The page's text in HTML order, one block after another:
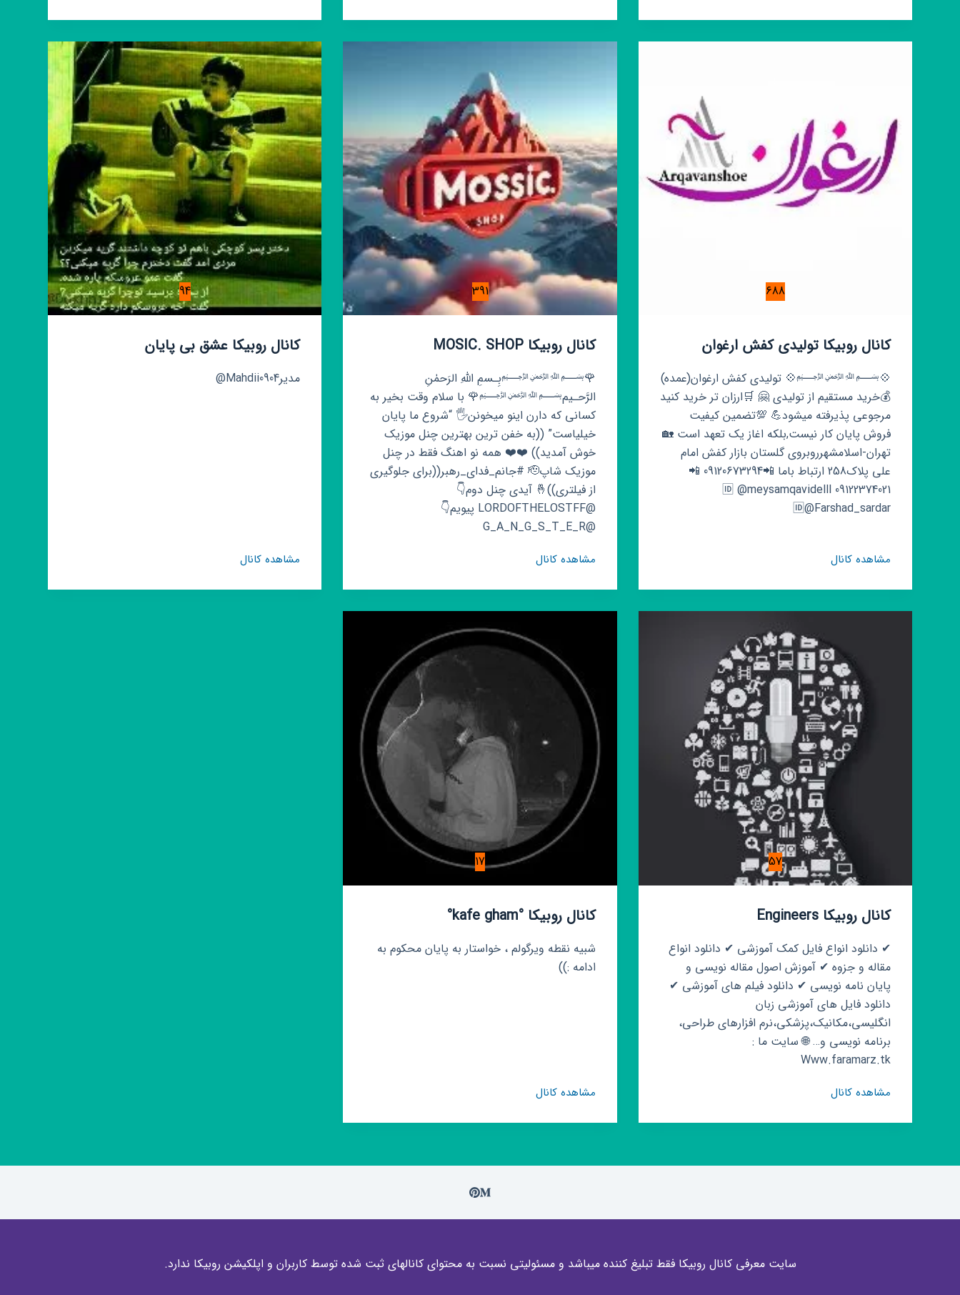
اوتاکو
|
|
anime
خـــــانم
رخــشــــــانــی
『کلیپ
لوتی』
🔥
👽
لوتی
لوتی
لوتی
688
کانال روبیکا تولیدی کفش ارغوان
💠﷽💠 تولیدی کفش ارغوان(عمده)
💰خرید مستقیم از تولیدی 🤗 🛒ارزان تر خرید کنید
مرجوعی پذیرفته میشود💪 💯تضمین کیفیت
فروش پایان کار نیست,بلکه اغاز یک تعهد است 🏡
تهران-اسلامشهرروبروی گلستان بازار کفش امام
علی پلاک258 ارتباط باما 📲09120673294 📲
09122374021 🆔️ @meysamqavidelll
🆔@Farshad_sardar
مشاهده کانالکانال
تولیدی
کفش
391
کانال روبیکا MOSIC. SHOP
🌹﷽بِـسمِ اللّٰهِ الرَحمٰنِ
الرَّحـیم﷽🌹 ‌با سلام وقت بخیر به
کسانی که دارن اینو میخونن🖐 “شروع ما پایان
خیلیاست” ((به خفن ترین بهترین چنل موزیک
خوش آمدید)) ❤️❤️ همه نو اهنگ فقط در چنل
موزیک شاپ🫡 #جانم_فدای_رهبر((برای جلوگیری
از فیلتری))🤞 آیدی چنل دوم👇
@LORDOFTHELOSTFF پیویم👇
@G_A_N_G_S_T_E_R
مشاهده کانالکانال
MOSIC.
SHOP
94
کانال روبیکا عشق بی پایان
مدیرMahdii0904@
مشاهده کانالکانال
عشق
57
کانال روبیکا Engineers
✔ دانلود انواع فایل کمک آموزشی ✔ دانلود انواع
مقاله و جزوه ✔ آموزش اصول مقاله نویسی و
پایان نامه نویسی ✔ دانلود فیلم های آموزشی ✔
دانلود فایل های آموزشی زبان
انگلیسی،مکانیک،پزشکی،نرم افزارهای طراحی،
برنامه نویسی و… 🌐 سایت ما :
Www.faramarz.tk
مشاهده کانالکانال
Engineers
17
کانال روبیکا °kafe gham°
شبیه نقطه ویرگولم ، خواستار به پایان محکوم به
ادامه :))
مشاهده کانالکانال
°kafe
سایت معرفی کانال روبیکا فقط تبلیغ کننده میباشد و مسئولیتی نسبت به محتوای کانالهای ثبت شده توسط کاربران و اپلکیشن روبیکا ندارد.